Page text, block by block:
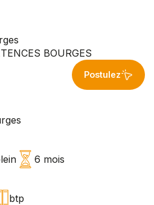
BOURGES
Postulez
6 mois
btp